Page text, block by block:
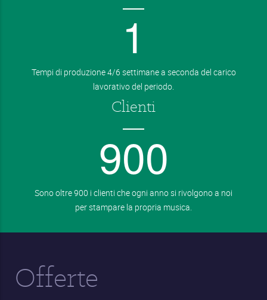
1
Tempi di produzione 4/6 settimane a seconda del carico
lavorativo del periodo.
Clienti
900
Sono oltre 900 i clienti che ogni anno si rivolgono a noi
per stampare la propria musica.
Offerte